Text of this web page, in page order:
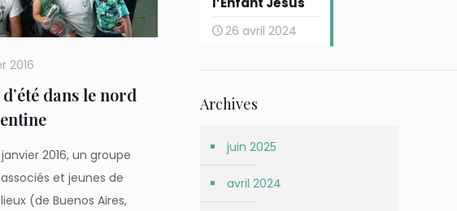
2016
dans le nord
janvier 2016, un groupe
et jeunes de
(de Buenos Aires,
26 avril 2024
Archives
juin 2025
avril 2024